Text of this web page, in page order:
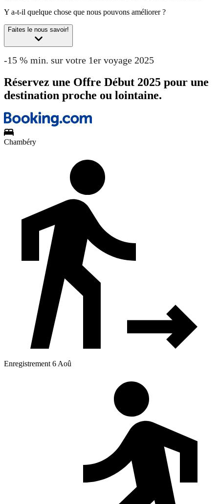
Y a-t-il quelque chose que nous pouvons améliorer ?
Faites le nous savoir!
-15 % min. sur votre 1er voyage 2025
Réservez une Offre Début 2025 pour une
destination proche ou lointaine.
Chambéry
Enregistrement 6 Aoû